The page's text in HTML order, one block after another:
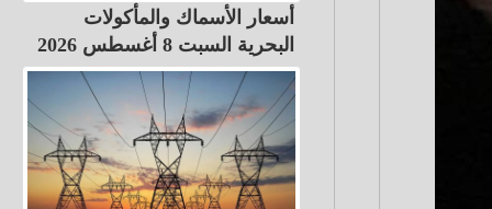
أسعار الأسماك والمأكولات
البحرية السبت 8 أغسطس 2026